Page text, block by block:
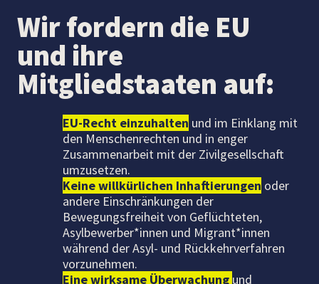
Wir fordern die EU
und ihre
Mitgliedstaaten auf:
EU-Recht einzuhalten und im Einklang mit
den Menschenrechten und in enger
Zusammenarbeit mit der Zivilgesellschaft
umzusetzen.
Keine willkürlichen Inhaftierungen oder
andere Einschränkungen der
Bewegungsfreiheit von Geflüchteten,
Asylbewerber*innen und Migrant*innen
während der Asyl- und Rückkehrverfahren
vorzunehmen.
Eine wirksame Überwachung und